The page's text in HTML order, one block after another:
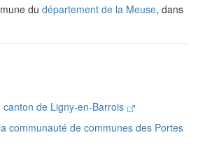
du département de la Meuse, dans
canton de Ligny-en-Barrois
la communauté de communes des Portes